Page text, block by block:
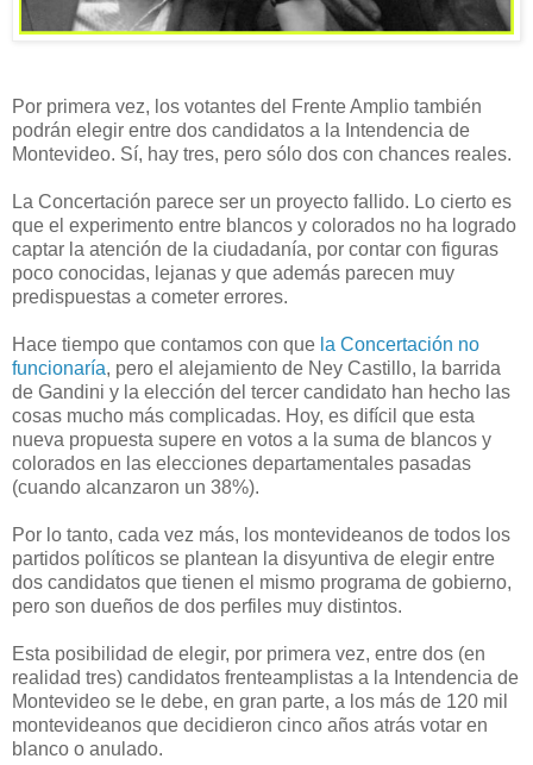
Por primera vez, los votantes del Frente Amplio también
podrán elegir entre dos candidatos a la Intendencia de
Montevideo. Sí, hay tres, pero sólo dos con chances reales.
La Concertación parece ser un proyecto fallido. Lo cierto es
que el experimento entre blancos y colorados no ha logrado
captar la atención de la ciudadanía, por contar con figuras
poco conocidas, lejanas y que además parecen muy
predispuestas a cometer errores.
Hace tiempo que contamos con que la Concertación no
funcionaría, pero el alejamiento de Ney Castillo, la barrida
de Gandini y la elección del tercer candidato han hecho las
cosas mucho más complicadas. Hoy, es difícil que esta
nueva propuesta supere en votos a la suma de blancos y
colorados en las elecciones departamentales pasadas
(cuando alcanzaron un 38%).
Por lo tanto, cada vez más, los montevideanos de todos los
partidos políticos se plantean la disyuntiva de elegir entre
dos candidatos que tienen el mismo programa de gobierno,
pero son dueños de dos perfiles muy distintos.
Esta posibilidad de elegir, por primera vez, entre dos (en
realidad tres) candidatos frenteamplistas a la Intendencia de
Montevideo se le debe, en gran parte, a los más de 120 mil
montevideanos que decidieron cinco años atrás votar en
blanco o anulado.